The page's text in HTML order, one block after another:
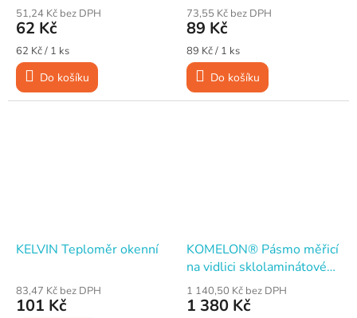
51,24 Kč bez DPH
62 Kč
Měrná
cena:
62 Kč / 1 ks
Do košíku
73,55 Kč bez DPH
89 Kč
Měrná
cena:
89 Kč / 1 ks
Do košíku
KELVIN Teploměr okenní
83,47 Kč bez DPH
101 Kč
KOMELON® Pásmo měřicí
na vidlici sklolaminátové
100 m
1 140,50 Kč bez DPH
1 380 Kč